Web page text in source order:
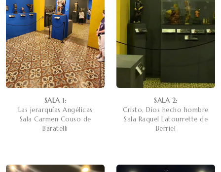
SALA 1:
Las jerarquías Angélicas
Sala Carmen Couso de
Baratelli
SALA 2:
Cristo, Dios hecho hombre
Sala Raquel Latourrette de
Berriel